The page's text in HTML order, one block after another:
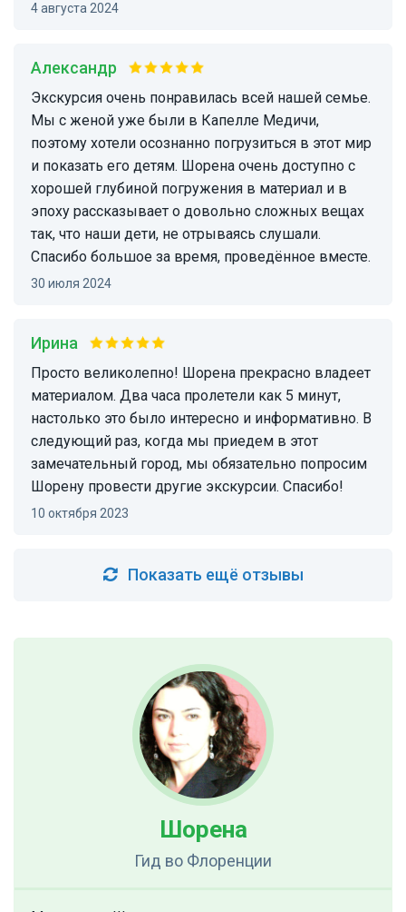
4 августа 2024
Александр
Экскурсия очень понравилась всей нашей семье.
Мы с женой уже были в Капелле Медичи,
поэтому хотели осознанно погрузиться в этот мир
и показать его детям. Шорена очень доступно с
хорошей глубиной погружения в материал и в
эпоху рассказывает о довольно сложных вещах
так, что наши дети, не отрываясь слушали.
Спасибо большое за время, проведённое вместе.
30 июля 2024
Ирина
Просто великолепно! Шорена прекрасно владеет
материалом. Два часа пролетели как 5 минут,
настолько это было интересно и информативно. В
следующий раз, когда мы приедем в этот
замечательный город, мы обязательно попросим
Шорену провести другие экскурсии. Спасибо!
10 октября 2023
Показать ещё отзывы
Шорена
Гид во Флоренции